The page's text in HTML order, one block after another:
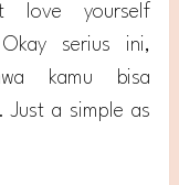
love yourself
Okay serius ini,
kamu bisa
Just a simple as